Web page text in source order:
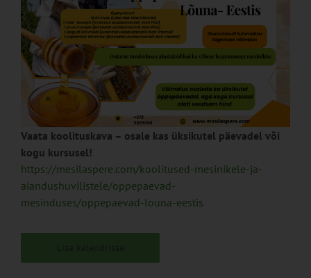
Vaata koolituskava – osale kas üksikutel päevadel või
kogu kursusel!
https://mesilaspere.com/koolitused-mesinikele-ja-
aiandushuvilistele/oppepaevad-
mesinduses/oppepaevad-louna-eestis